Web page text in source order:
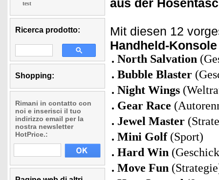
test
Ricerca prodotto:
Shopping:
Rimani in contatto con
noi e inserisci il tuo
indirizzo email per la
nostra newsletter
HotPrice.:
aus der
Mit diesen 12
Handheld-Konsole
North Salvation
Bubble Blaster
Night Wings
Gear Race
Jewel Master
Mini Golf(Sport)
Hard Win
Move Fun